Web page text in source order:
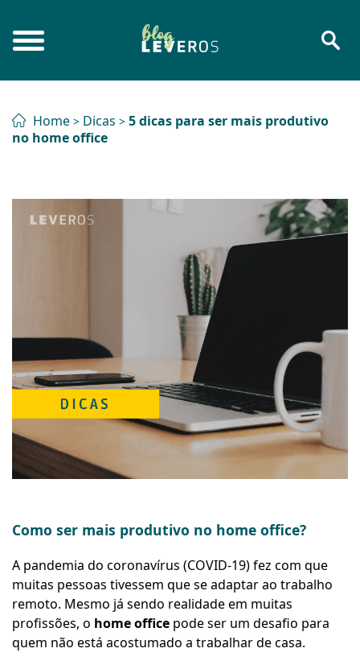
Home > Dicas > 5 dicas para ser mais produtivo
no home office
Como ser mais produtivo no home office?
A pandemia do coronavírus (COVID-19) fez com que
muitas pessoas tivessem que se adaptar ao trabalho
remoto. Mesmo já sendo realidade em muitas
profissões, o home office pode ser um desafio para
quem não está acostumado a trabalhar de casa.